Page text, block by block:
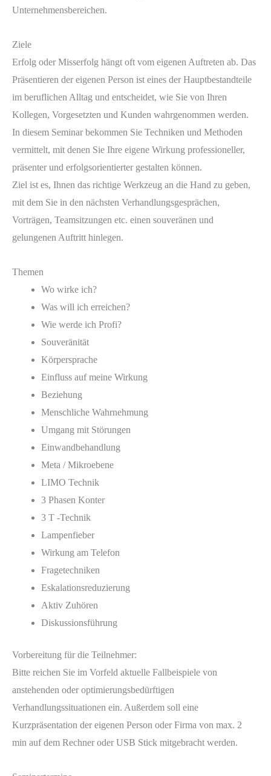
Unternehmensbereichen.
Ziele
Erfolg oder Misserfolg hängt oft vom eigenen Auftreten ab. Das
Präsentieren der eigenen Person ist eines der Hauptbestandteile
im beruflichen Alltag und entscheidet, wie Sie von Ihren
Kollegen, Vorgesetzten und Kunden wahrgenommen werden.
In diesem Seminar bekommen Sie Techniken und Methoden
vermittelt, mit denen Sie Ihre eigene Wirkung professioneller,
präsenter und erfolgsorientierter gestalten können.
Ziel ist es, Ihnen das richtige Werkzeug an die Hand zu geben,
mit dem Sie in den nächsten Verhandlungsgesprächen,
Vorträgen, Teamsitzungen etc. einen souveränen und
gelungenen Auftritt hinlegen.
Themen
Wo wirke ich?
Was will ich erreichen?
Wie werde ich Profi?
Souveränität
Körpersprache
Einfluss auf meine Wirkung
Beziehung
Menschliche Wahrnehmung
Umgang mit Störungen
Einwandbehandlung
Meta / Mikroebene
LIMO Technik
3 Phasen Konter
3 T -Technik
Lampenfieber
Wirkung am Telefon
Fragetechniken
Eskalationsreduzierung
Aktiv Zuhören
Diskussionsführung
Vorbereitung für die Teilnehmer:
Bitte reichen Sie im Vorfeld aktuelle Fallbeispiele von
anstehenden oder optimierungsbedürftigen
Verhandlungssituationen ein. Außerdem soll eine
Kurzpräsentation der eigenen Person oder Firma von max. 2
min auf dem Rechner oder USB Stick mitgebracht werden.